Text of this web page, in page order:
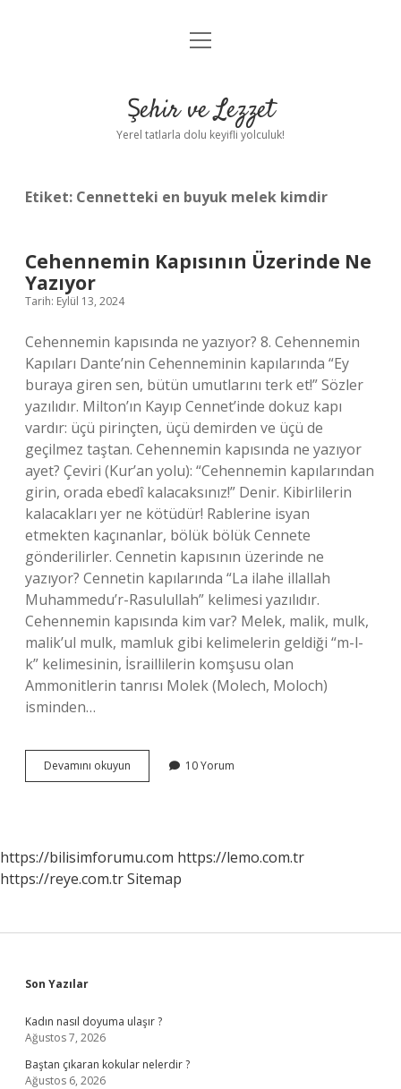
Anasayfa
Yasal Uyarı
menüyü
Şehir ve Lezzet
Yerel tatlarla dolu keyifli yolculuk!
Etiket: Cennetteki en buyuk melek kimdir
Cehennemin Kapısının Üzerinde Ne
Yazıyor
Tarih: Eylül 13, 2024
Cehennemin kapısında ne yazıyor? 8. Cehennemin
Kapıları Dante’nin Cehenneminin kapılarında “Ey
buraya giren sen, bütün umutlarını terk et!” Sözler
yazılıdır. Milton’ın Kayıp Cennet’inde dokuz kapı
vardır: üçü pirinçten, üçü demirden ve üçü de
geçilmez taştan. Cehennemin kapısında ne yazıyor
ayet? Çeviri (Kur’an yolu): “Cehennemin kapılarından
girin, orada ebedî kalacaksınız!” Denir. Kibirlilerin
kalacakları yer ne kötüdür! Rablerine isyan
etmekten kaçınanlar, bölük bölük Cennete
gönderilirler. Cennetin kapısının üzerinde ne
yazıyor? Cennetin kapılarında “La ilahe illallah
Muhammedu’r-Rasulullah” kelimesi yazılıdır.
Cehennemin kapısında kim var? Melek, malik, mulk,
malik’ul mulk, mamluk gibi kelimelerin geldiği “m-l-
k” kelimesinin, İsraillilerin komşusu olan
Ammonitlerin tanrısı Molek (Molech, Moloch)
isminden…
Devamını okuyun Cehennemin
Kapısının
10 Yorum
https://bilisimforumu.com https://lemo.com.tr
https://reye.com.trSitemap
Sidebar
Son Yazılar
Kadın nasıl doyuma ulaşır ?
Ağustos 7, 2026
Baştan çıkaran kokular nelerdir ?
Ağustos 6, 2026